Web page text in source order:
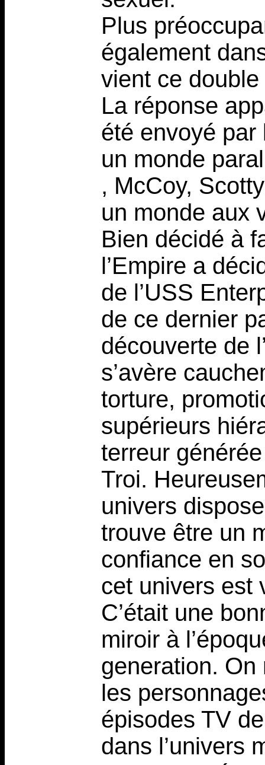
Plus
également
vient ce double
La réponse
été envoyé par
un monde
, McCoy,
un monde aux
Bien décidé à
l’Empire a
de l’USS
de ce dernier
découverte de
s’avère
torture,
supérieurs
terreur
Troi.
univers
trouve être un
confiance en
cet univers est
C’était une
miroir à
generation. On
les
épisodes TV
dans l’univers